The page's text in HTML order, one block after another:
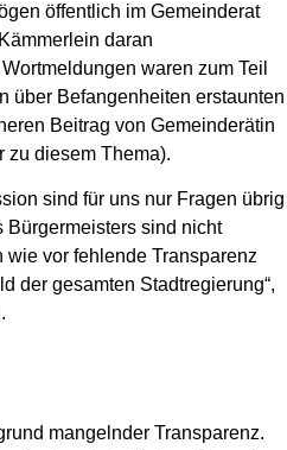
öffentlich im Gemeinderat
daran
waren zum Teil
über Befangenheiten erstaunten
Beitrag von Gemeinderätin
zu diesem Thema).
sind für uns nur Fragen übrig
sind nicht
vor fehlende Transparenz
der gesamten Stadtregierung“,
mangelnder Transparenz.